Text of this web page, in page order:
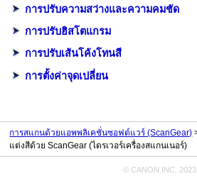
การปรับความสว่างและความคมชัด
การปรับฮิสโตแกรม
การปรับเส้นโค้งโทนสี
การตั้งค่าจุดเปลี่ยน
การสแกนด้วยแอพพลิเคชั่นซอฟต์แวร์ (ScanGear)
แต่งสีด้วย ScanGear (ไดรเวอร์เครื่องสแกนเนอร์)
© CANON INC. 2023